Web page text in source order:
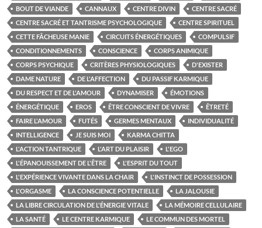
BOUT DE VIANDE
CANNAUX CENTRE DIVIN
CENTRE SACRÉ
CENTRE SACRÉ ET TANTRISME PSYCHOLOGIQUE
CENTRE SPIRITUEL
CETTE FÂCHEUSE MANIE
CIRCUITS ÉNERGÉTIQUES
COMPULSIF
CONDITIONNEMENTS
CONSCIENCE
CORPS ANIMIQUE
CORPS PSYCHIQUE
CRITÈRES PHYSIOLOGIQUES
D'EXISTER
DAME NATURE
DE L'AFFECTION
DU PASSIF KARMIQUE
DU RESPECT ET DE L'AMOUR
DYNAMISER
ÉMOTIONS
ÉNERGÉTIQUE
EROS ÊTRE CONSCIENT DE VIVRE
ÊTRETÉ
FAIRE L'AMOUR
FUTÉS GERMES MENTAUX
INDIVIDUALITÉ
INTELLIGENCE
JE SUIS MOI
KARMA CHITTA
L'ACTION TANTRIQUE
L'ART DU PLAISIR
L'EGO
L'ÉPANOUISSEMENT DE L'ÊTRE
L'ESPRIT DU TOUT
L'EXPÉRIENCE VIVANTE DANS LA CHAIR
L'INSTINCT DE POSSESSION
L'ORGASME
LA CONSCIENCE POTENTIELLE
LA JALOUSIE
LA LIBRE CIRCULATION DE L'ÉNERGIE VITALE
LA MÉMOIRE CELLULAIRE
LA SANTÉ
LE CENTRE KARMIQUE
LE COMMUN DES MORTEL